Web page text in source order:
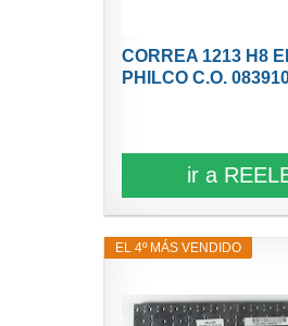
CORREA 1213 H8
PHILCO C.O.
ir a
EL 4º MÁS VENDIDO